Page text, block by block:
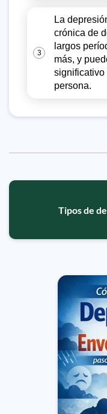
3
La
crónica de
largos
más, y
significativo
persona.
Tipos de